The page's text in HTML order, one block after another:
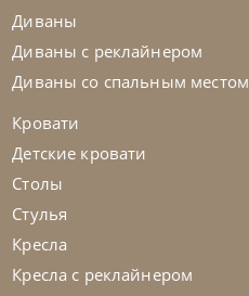
Диваны
Диваны с реклайнером
Диваны со спальным местом
Кровати
Детские кровати
Столы
Стулья
Кресла
Кресла с реклайнером